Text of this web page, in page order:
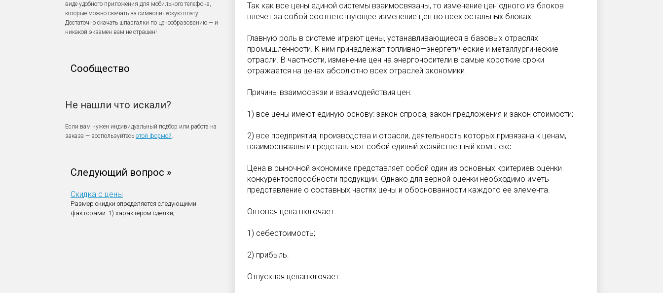
виде удобного приложения для мобильного телефона,
которые можно скачать за символическую плату.
Достаточно скачать шпаргалки по ценообразованию — и
никакой экзамен вам не страшен!
Сообщество
Не нашли что искали?
Если вам нужен индивидуальный подбор или работа на
заказа — воспользуйтесь этой формой.
Следующий вопрос »
Скидка с цены
Размер скидки определяется следующими
факторами: 1) характером сделки;
Так как все цены единой системы взаимосвязаны, то изменение цен одного из блоков
влечет за собой соответствующее изменение цен во всех остальных блоках.
Главную роль в системе играют цены, устанавливающиеся в базовых отраслях
промышленности. К ним принадлежат топливно—энергетические и металлургические
отрасли. В частности, изменение цен на энергоносители в самые короткие сроки
отражается на ценах абсолютно всех отраслей экономики.
Причины взаимосвязи и взаимодействия цен:
1) все цены имеют единую основу: закон спроса, закон предложения и закон стоимости;
2) все предприятия, производства и отрасли, деятельность которых привязана к ценам,
взаимосвязаны и представляют собой единый хозяйственный комплекс.
Цена в рыночной экономике представляет собой один из основных критериев оценки
конкурентоспособности продукции. Однако для верной оценки необходимо иметь
представление о составных частях цены и обоснованности каждого ее элемента.
Оптовая цена включает:
1) себестоимость;
2) прибыль.
Отпускная ценавключает: